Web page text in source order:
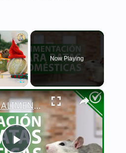
×
Fullscreen
Now Playing
×
🐁 ¿Cómo ALIMENTAR a una RATA DOMÉSTICA de la manera correcta? - Nutrición 🐁🏡